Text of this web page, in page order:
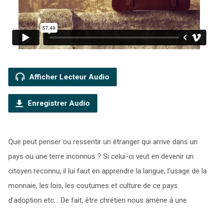
Afficher Lecteur Audio
Enregistrer Audio
Que peut penser ou ressentir un étranger qui arrive dans un
pays ou une terre inconnus ? Si celui-ci veut en devenir un
citoyen reconnu, il lui faut en apprendre la langue, l’usage de la
monnaie, les lois, les coutumes et culture de ce pays
d’adoption etc… De fait, être chrétien nous amène à une